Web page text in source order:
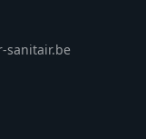
sanitair.be